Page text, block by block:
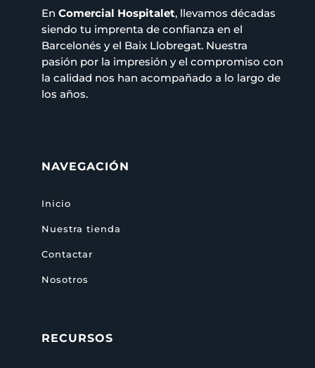
En Comercial Hospitalet, llevamos décadas
siendo tu imprenta de confianza en el
Barcelonés y el Baix Llobregat. Nuestra
pasión por la impresión y el compromiso con
la calidad nos han acompañado a lo largo de
los años.
NAVEGACIÓN
Inicio
Nuestra tienda
Contactar
Nosotros
RECURSOS